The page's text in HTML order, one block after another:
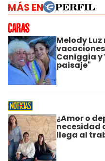
MÁS EN
Melody
vacaciones
Caniggia y
paisaje"
¿Amor o
necesidad
llega al